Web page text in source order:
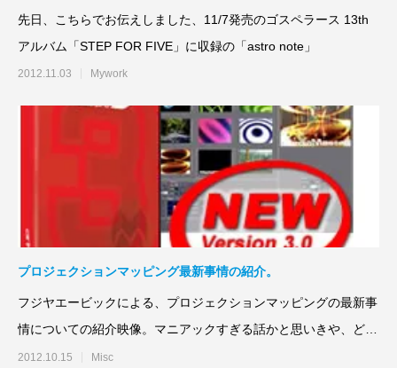
先日、こちらでお伝えしました、11/7発売のゴスペラース 13th
アルバム「STEP FOR FIVE」に収録の「astro note」
2012.11.03 Mywork
プロジェクションマッピング最新事情の紹介。
フジヤエービックによる、プロジェクションマッピングの最新事
情についての紹介映像。マニアックすぎる話かと思いきや、どう
やって映像を投影して
2012.10.15 Misc